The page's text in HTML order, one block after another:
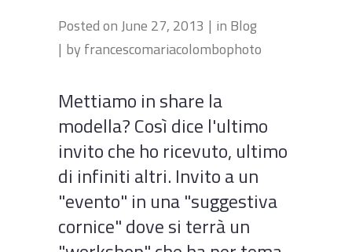
Posted onJune 27, 2013 in Blog
by francescomariacolombophoto
Mettiamo in share la
modella? Così dice l'ultimo
invito che ho ricevuto, ultimo
di infiniti altri. Invito a un
"evento" in una "suggestiva
cornice" dove si terrà un